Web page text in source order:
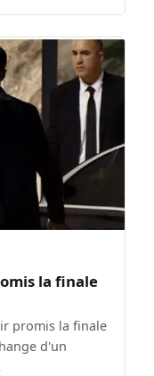
la finale
promis la finale
d'un